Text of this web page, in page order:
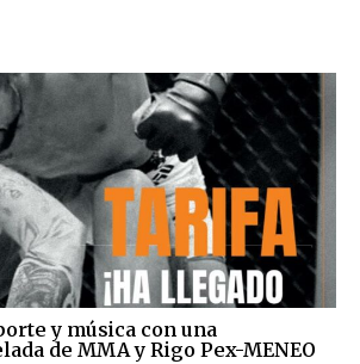
y música con una
de MMA y Rigo Pex-MENEO